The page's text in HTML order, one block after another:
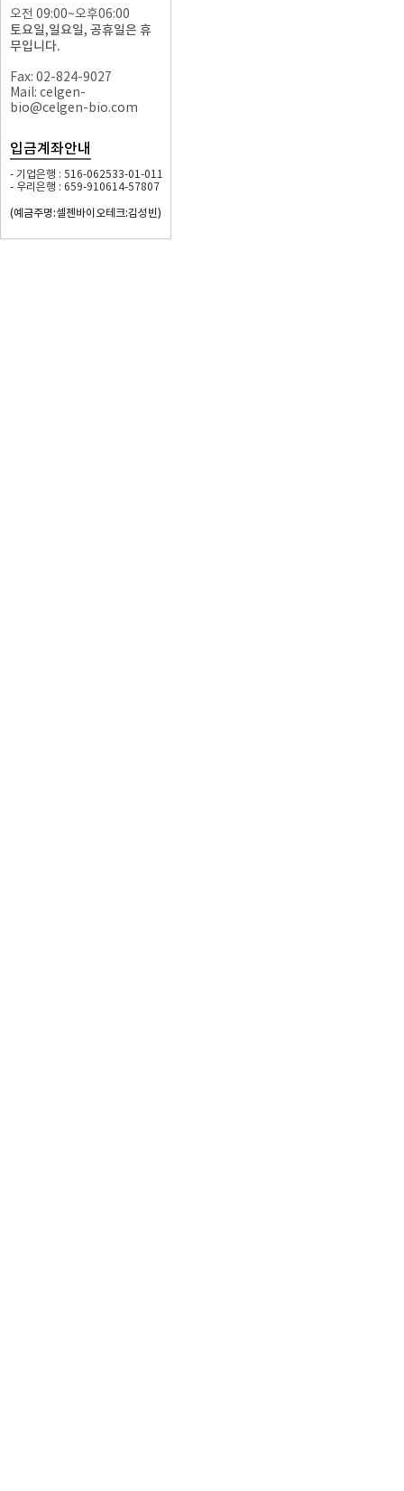
오전 09:00~오후06:00
토요일,일요일, 공휴일은 휴
무입니다.
Fax: 02-824-9027
Mail: celgen-
bio@celgen-bio.com
입금계좌안내
- 기업은행 : 516-062533-01-011
- 우리은행 : 659-910614-57807
(예금주명:셀젠바이오테크:김성빈)